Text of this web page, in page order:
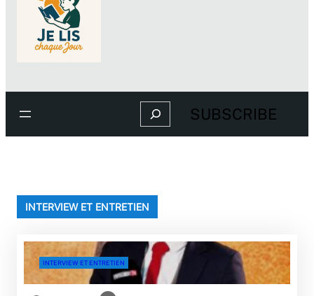
Search SUBSCRIBE
INTERVIEW ET ENTRETIEN
INTERVIEW ET ENTRETIEN